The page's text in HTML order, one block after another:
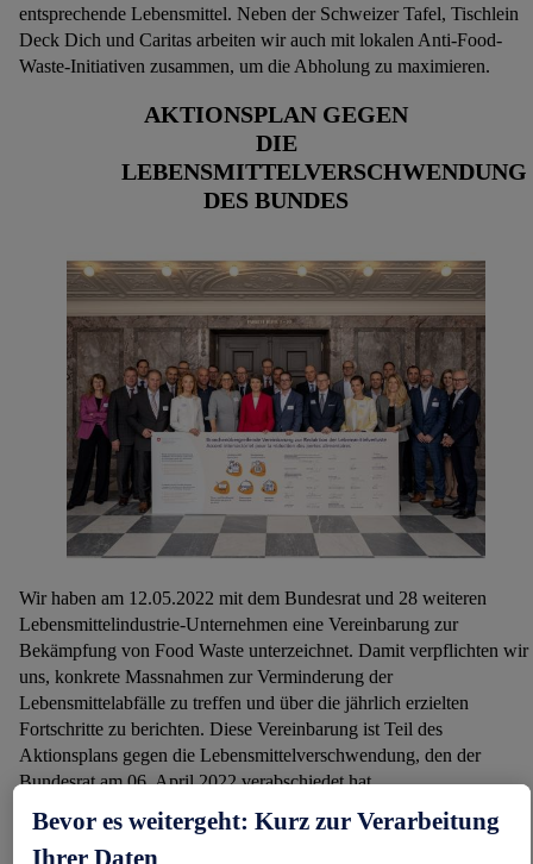
entsprechende Lebensmittel. Neben der Schweizer Tafel, Tischlein
Deck Dich und Caritas arbeiten wir auch mit lokalen Anti-Food-
Waste-Initiativen zusammen, um die Abholung zu maximieren.
AKTIONSPLAN GEGEN
DIE
LEBENSMITTELVERSCHWENDUNG
DES BUNDES
Wir haben am 12.05.2022 mit dem Bundesrat und 28 weiteren
Lebensmittelindustrie-Unternehmen eine Vereinbarung zur
Bekämpfung von Food Waste unterzeichnet. Damit verpflichten wir
uns, konkrete Massnahmen zur Verminderung der
Lebensmittelabfälle zu treffen und über die jährlich erzielten
Fortschritte zu berichten. Diese Vereinbarung ist Teil des
Aktionsplans gegen die Lebensmittelverschwendung, den der
Bundesrat am 06. April 2022 verabschiedet hat.
Die Unterzeichnenden verpflichten sich, entsprechend den Zielen
Bevor es weitergeht: Kurz zur Verarbeitung
Ihrer Daten